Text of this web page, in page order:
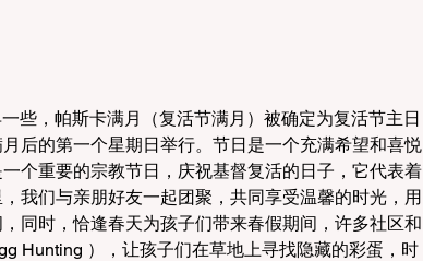
些，帕斯卡满月（复活节满月）被确定为复活节主日
后的第一个星期日举行。节日是一个充满希望和喜悦
个重要的宗教节日，庆祝基督复活的日子，它代表着
我们与亲朋好友一起团聚，共同享受温馨的时光，用
同时，恰逢春天为孩子们带来春假期间，许多社区和
Hunting ），让孩子们在草地上寻找隐藏的彩蛋，时